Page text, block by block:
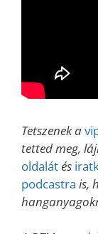
Tetszenek a
tetted meg,
oldalátés
podcastra is,